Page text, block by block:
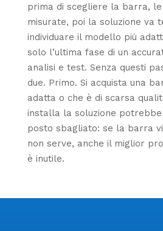
prima di scegliere la barra, le
misurate, poi la soluzione va
individuare il modello più
solo l’ultima fase di un
analisi e test. Senza questi
due. Primo. Si acquista una
adatta o che è di scarsa
installa la soluzione
posto sbagliato: se la barra
non serve, anche il miglior
è inutile.